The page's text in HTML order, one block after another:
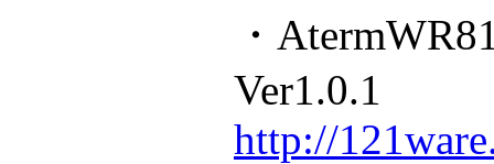
・
Ver1.0.1
http://